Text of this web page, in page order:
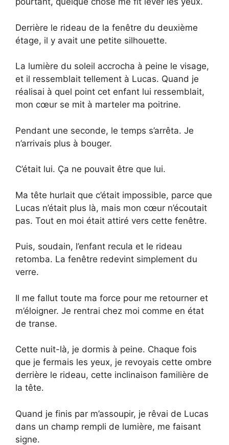
Derrière le rideau de la fenêtre du deuxième
étage, il y avait une petite silhouette.
La lumière du soleil accrocha à peine le visage,
et il ressemblait tellement à Lucas. Quand je
réalisai à quel point cet enfant lui ressemblait,
mon cœur se mit à marteler ma poitrine.
Pendant une seconde, le temps s’arrêta. Je
n’arrivais plus à bouger.
C’était lui. Ça ne pouvait être que lui.
Ma tête hurlait que c’était impossible, parce que
Lucas n’était plus là, mais mon cœur n’écoutait
pas. Tout en moi était attiré vers cette fenêtre.
Puis, soudain, l’enfant recula et le rideau
retomba. La fenêtre redevint simplement du
verre.
Il me fallut toute ma force pour me retourner et
m’éloigner. Je rentrai chez moi comme en état
de transe.
Cette nuit-là, je dormis à peine. Chaque fois
que je fermais les yeux, je revoyais cette ombre
derrière le rideau, cette inclinaison familière de
la tête.
Quand je finis par m’assoupir, je rêvai de Lucas
dans un champ rempli de lumière, me faisant
signe.